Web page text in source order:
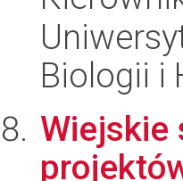
Biologii i
Wiejskie